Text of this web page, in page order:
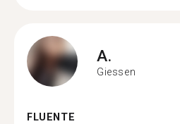
A.
Giessen
FLUENTE